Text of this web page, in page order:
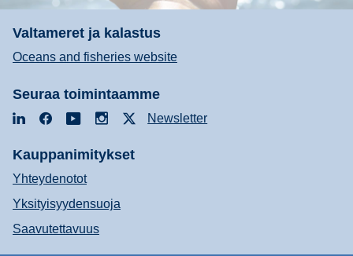
Valtameret ja kalastus
Oceans and fisheries website
Seuraa toimintaamme
LinkedInFacebookYouTubeInstagramNewsletter
Kauppanimitykset
Yhteydenotot
Yksityisyydensuoja
Saavutettavuus